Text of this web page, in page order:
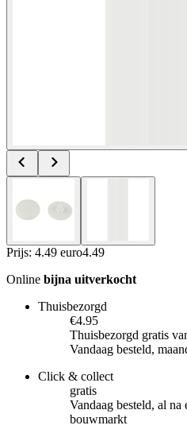
Prijs: 4.49 euro4.49
Online bijna uitverkocht
Thuisbezorgd
€4.95
Thuisbezorgd gratis
Vandaag besteld,
Click & collect
gratis
Vandaag besteld, al
bouwmarkt